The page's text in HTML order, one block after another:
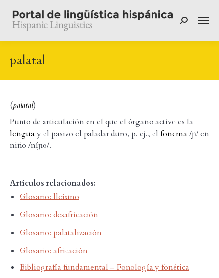
Buscar:
palatal
(palatal)
Punto de articulación en el que el órgano activo es la
lengua y el pasivo el paladar duro, p. ej., el fonema /ɲ/ en
niño /níɲo/.
Artículos relacionados:
Glosario: lleísmo
Glosario: desafricación
Glosario: palatalización
Glosario: africación
Bibliografía fundamental – Fonología y fonética